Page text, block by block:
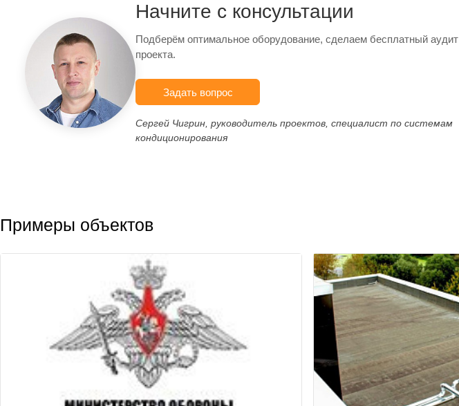
Начните с консультации
Подберём оптимальное оборудование, сделаем бесплатный аудит
проекта.
Задать вопрос
Сергей Чигрин, руководитель проектов, специалист по системам
кондиционирования
Примеры объектов